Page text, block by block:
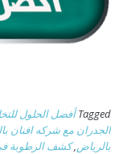
Tagged أفضل الحلول
الجدران مع شركه افنان
بالرياض,كشف الرطوبة